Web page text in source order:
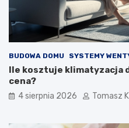
BUDOWA DOMU SYSTEMY
Ile kosztuje klimatyzacja
cena?
4 sierpnia 2026 Tomasz